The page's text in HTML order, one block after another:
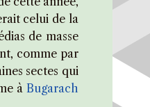
celui de la
de masse
comme par
sectes qui
à Bugarach